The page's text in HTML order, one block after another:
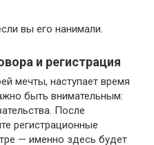
вы его нанимали.
и регистрация
мечты, наступает время
быть внимательным:
После
регистрационные
— именно здесь будет